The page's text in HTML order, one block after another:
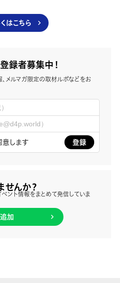
はこちら
録者募集中！
メルマガ限定の取材ルポなどをお
意します
せんか？
ント情報をまとめて発信していま
加